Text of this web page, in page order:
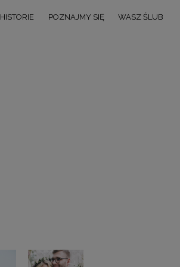
HISTORIE POZNAJMY SIĘ WASZ ŚLUB